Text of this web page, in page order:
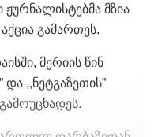
ჟურნალისტებმა მზია
გამართეს.
მერიის წინ
და ,,ნეტგაზეთის”